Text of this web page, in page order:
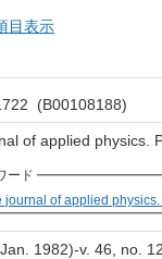
目表示
(B00108188)
of applied
ード
journal of applied
1982)-v. 46, no.